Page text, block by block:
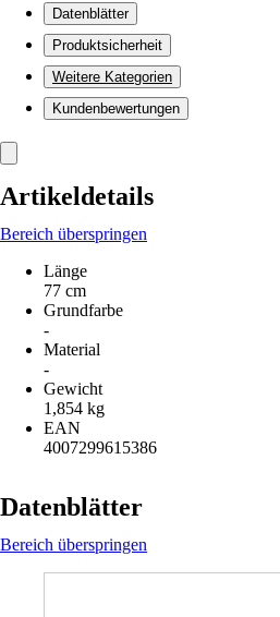
Datenblätter
Produktsicherheit
Weitere Kategorien
Kundenbewertungen
Artikeldetails
Bereich überspringen
Länge
77 cm
Grundfarbe
-
Material
-
Gewicht
1,854 kg
EAN
4007299615386
Datenblätter
Bereich überspringen